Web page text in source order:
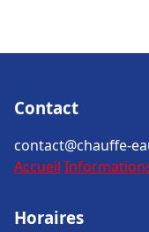
Contact
contact@chauffe-
Accueil
Horaires